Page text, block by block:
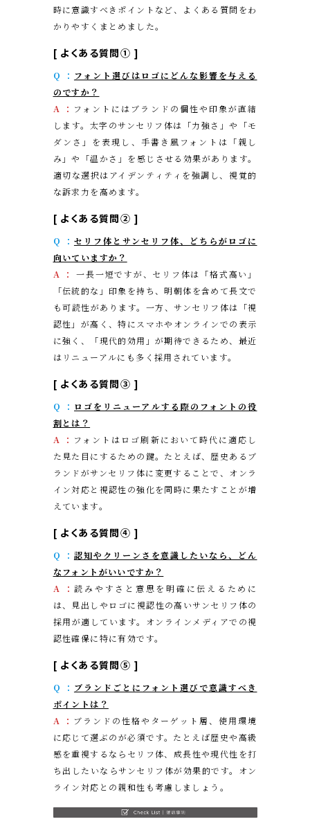
時に意識すべきポイントなど、よくある質問をわ
かりやすくまとめました。
[ よくある質問① ]
Q ： フォント選びはロゴにどんな影響を与える
のですか？
A ： フォントにはブランドの個性や印象が直結
します。太字のサンセリフ体は「力強さ」や「モ
ダンさ」を表現し、手書き風フォントは「親し
み」や「温かさ」を感じさせる効果があります。
適切な選択はアイデンティティを強調し、視覚的
な訴求力を高めます。
[ よくある質問② ]
Q ： セリフ体とサンセリフ体、どちらがロゴに
向いていますか？
A ：
一長一短ですが、セリフ体は「格式高い」
「伝統的な」印象を持ち、明朝体を含めて長文で
も可読性があります。一方、サンセリフ体は「視
認性」が高く、特にスマホやオンラインでの表示
に強く、「現代的効用」が期待できるため、最近
はリニューアルにも多く採用されています。
[ よくある質問③ ]
Q ： ロゴをリニューアルする際のフォントの役
割とは？
A ： フォントはロゴ刷新において時代に適応し
た見た目にするための鍵。たとえば、歴史あるブ
ランドがサンセリフ体に変更することで、オンラ
イン対応と視認性の強化を同時に果たすことが増
えています。
[ よくある質問④ ]
Q ： 認知やクリーンさを意識したいなら、どん
なフォントがいいですか？
A ：読みやすさと意思を明確に伝えるために
は、見出しやロゴに視認性の高いサンセリフ体の
採用が適しています。オンラインメディアでの視
認性確保に特に有効です。
[ よくある質問⑤ ]
Q ： ブランドごとにフォント選びで意識すべき
ポイントは？
A ： ブランドの性格やターゲット層、使用環境
に応じて選ぶのが必須です。たとえば歴史や高級
感を重視するならセリフ体、成長性や現代性を打
ち出したいならサンセリフ体が効果的です。オン
ライン対応との親和性も考慮しましょう。